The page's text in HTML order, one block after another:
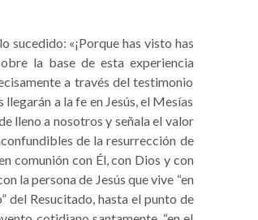
«¡Porque has visto has
la base de esta experiencia
a través del testimonio
a la fe en Jesús, el Mesías
lleno a nosotros y señala el valor
de la resurrección de
comunión con Él, con Dios y con
la persona de Jesús que vive “en
del Resucitado, hasta el punto de